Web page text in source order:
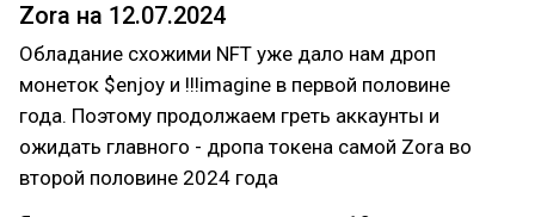
Zora на 12.07.2024
Обладание схожими NFT уже дало нам дроп
монеток $enjoy и !!!imagine в первой половине
года. Поэтому продолжаем греть аккаунты и
ожидать главного - дропа токена самой Zora во
второй половине 2024 года